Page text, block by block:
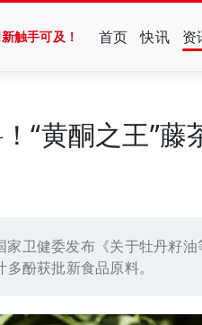
触手可及！ 首页 快讯 资
“黄酮之王”藤
卫健委发布《关于牡丹籽
酚获批新食品原料。